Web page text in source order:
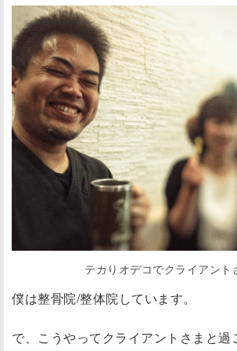
テカりオデコでクライアント
僕は整骨院/整体院しています。
で、こうやってクライアントさまと過